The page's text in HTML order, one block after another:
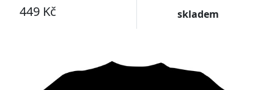
449 Kč skladem